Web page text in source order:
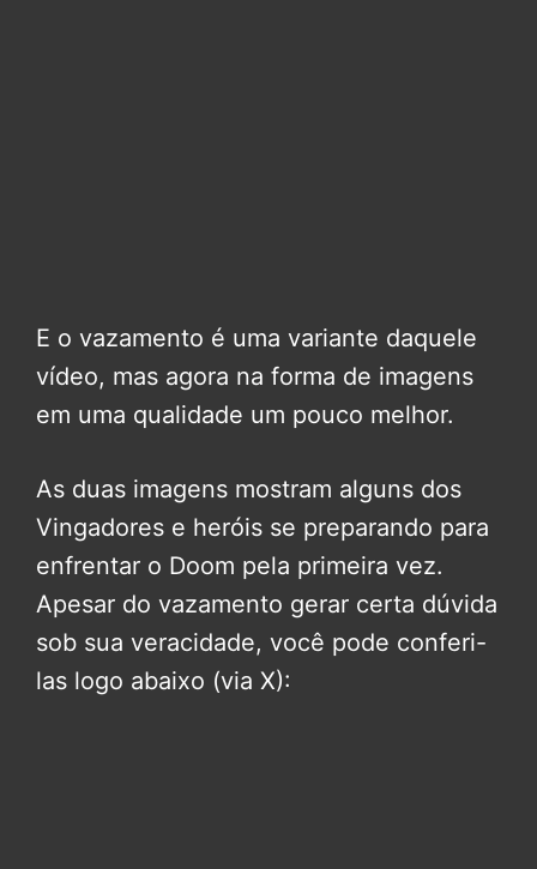
E o vazamento é uma variante daquele
vídeo, mas agora na forma de imagens
em uma qualidade um pouco melhor.
As duas imagens mostram alguns dos
Vingadores e heróis se preparando para
enfrentar o Doom pela primeira vez.
Apesar do vazamento gerar certa dúvida
sob sua veracidade, você pode conferi-
las logo abaixo (via X):